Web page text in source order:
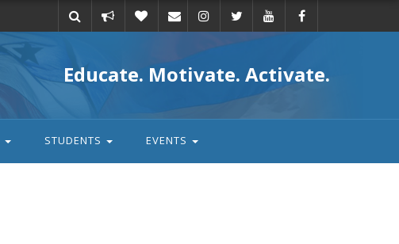
action
Educate. Motivate. Activate.
STUDENTS EVENTS